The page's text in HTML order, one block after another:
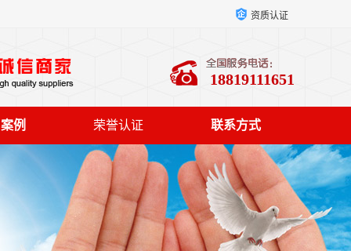
资质认证
18819111651
例 荣誉认证 联系方式